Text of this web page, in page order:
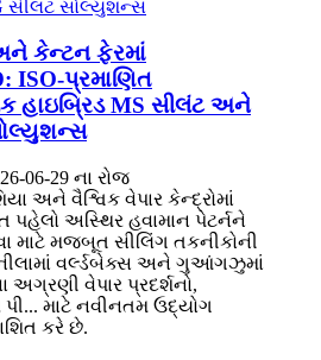
કેન્ટન ફેરમાં
ISO-પ્રમાણિત
હાઇબ્રિડ MS સીલંટ અને
06-29 ના રોજ
અને વૈશ્વિક વેપાર કેન્દ્રોમાં
પહેલો અસ્થિર હવામાન પેટર્નને
માટે મજબૂત સીલિંગ તકનીકોની
વર્લ્ડબેક્સ અને ગુઆંગઝુમાં
અગ્રણી વેપાર પ્રદર્શનો,
પી... માટે નવીનતમ ઉદ્યોગ
કરે છે.